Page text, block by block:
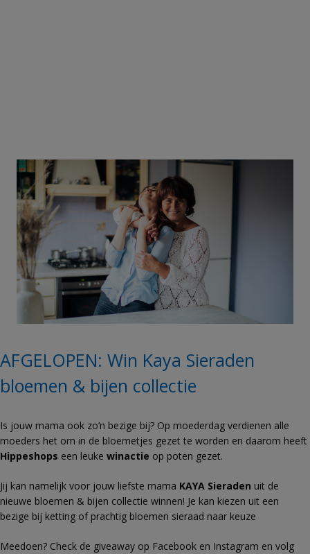
AFGELOPEN: Win Kaya Sieraden
bloemen & bijen collectie
Is jouw mama ook zo’n bezige bij? Op moederdag verdienen alle
moeders het om in de bloemetjes gezet te worden en daarom heeft
Hippeshops een leuke winactie op poten gezet.
Jij kan namelijk voor jouw liefste mama KAYA Sieraden uit de
nieuwe bloemen & bijen collectie winnen! Je kan kiezen uit een
bezige bij ketting of prachtig bloemen sieraad naar keuze
Meedoen? Check de giveaway op Facebook en Instagram en volg